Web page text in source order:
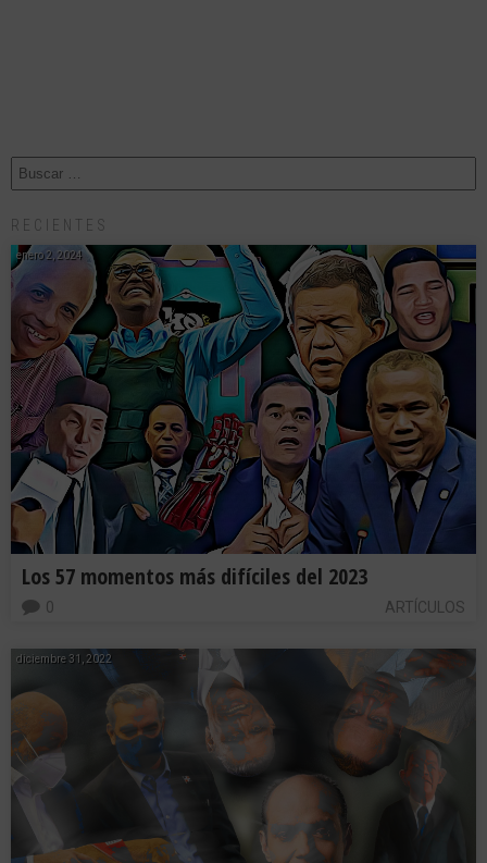
RECIENTES
enero 2, 2024
Los 57 momentos más difíciles del 2023
ARTÍCULOS
0
diciembre 31, 2022